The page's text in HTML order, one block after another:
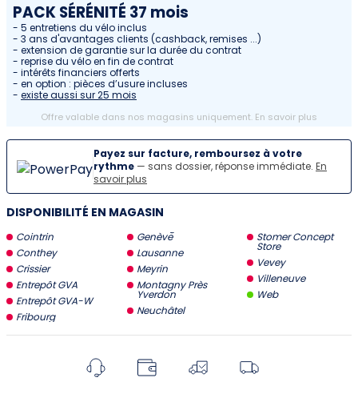
PACK SÉRÉNITÉ 37 mois
- 5 entretiens du vélo inclus
- 3 ans d'avantages clients (cashback, remises ...)
- extension de garantie sur la durée du contrat
- reprise du vélo en fin de contrat
- intérêts financiers offerts
- en option : pièces d’usure incluses
- existe aussi sur 25 mois
Offre valable dans nos magasins uniquement. En savoir plus
Payez sur facture, remboursez à votre
rythme — sans dossier, réponse immédiate. En
savoir plus
DISPONIBILITÉ EN MAGASIN
Cointrin
Conthey
Crissier
Entrepôt GVA
Entrepôt GVA-W
Fribourg
Genève
Lausanne
Meyrin
Montagny Près
Yverdon
Neuchâtel
Stomer Concept
Store
Vevey
Villeneuve
Web